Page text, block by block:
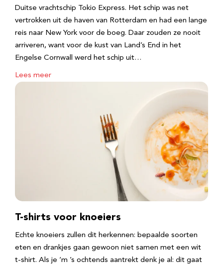
Duitse vrachtschip Tokio Express. Het schip was net
vertrokken uit de haven van Rotterdam en had een lange
reis naar New York voor de boeg. Daar zouden ze nooit
arriveren, want voor de kust van Land’s End in het
Engelse Cornwall werd het schip uit…
Lees meer
T-shirts voor knoeiers
Echte knoeiers zullen dit herkennen: bepaalde soorten
eten en drankjes gaan gewoon niet samen met een wit
t-shirt. Als je ‘m ’s ochtends aantrekt denk je al: dit gaat